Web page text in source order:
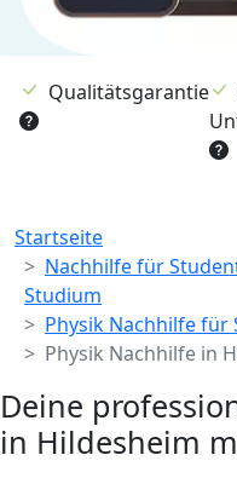
Qualitätsgarantie
Breadcrumb
Startseite
Nachhilfe für
Studium
Physik Nachhilfe für
Physik Nachhilfe in
Deine
in Hildesheim